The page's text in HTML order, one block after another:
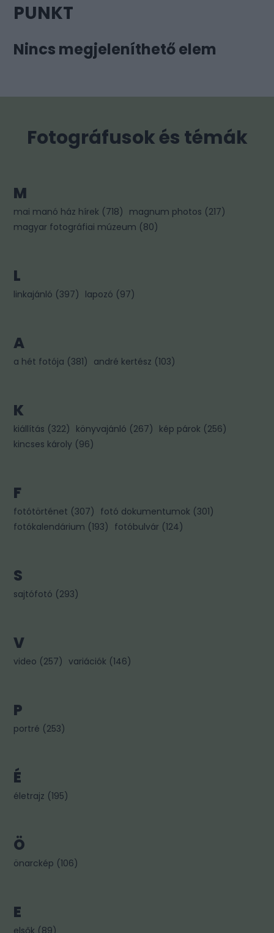
PUNKT
Nincs megjeleníthető elem
Fotográfusok és témák
M
mai manó ház hírek (718) magnum photos (217)
magyar fotográfiai múzeum (80)
L
linkajánló (397) lapozó (97)
A
a hét fotója (381) andré kertész (103)
K
kiállítás (322) könyvajánló (267) kép párok (256)
kincses károly (96)
F
fotótörténet (307) fotó dokumentumok (301)
fotókalendárium (193) fotóbulvár (124)
S
sajtófotó (293)
V
video (257) variációk (146)
P
portré (253)
É
életrajz (195)
Ö
önarckép (106)
E
elsők (89)